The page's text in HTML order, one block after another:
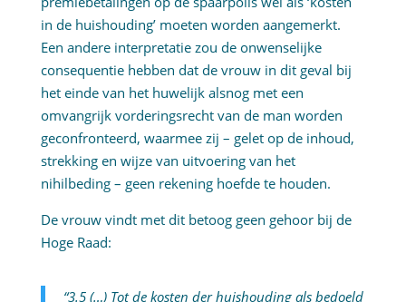
in de huishouding’ moeten worden aangemerkt.
Een andere interpretatie zou de onwenselijke
consequentie hebben dat de vrouw in dit geval bij
het einde van het huwelijk alsnog met een
omvangrijk vorderingsrecht van de man worden
geconfronteerd, waarmee zij – gelet op de inhoud,
strekking en wijze van uitvoering van het
nihilbeding – geen rekening hoefde te houden.
De vrouw vindt met dit betoog geen gehoor bij de
Hoge Raad:
“3.5 (…) Tot de kosten der huishouding als bedoeld